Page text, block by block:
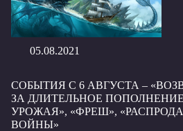
05.08.2021
СОБЫТИЯ С 6 АВГУСТА –
ЗА ДЛИТЕЛЬНОЕ ПОПОЛНЕНИЕ
УРОЖАЯ», «ФРЕШ»,
ВОЙНЫ»